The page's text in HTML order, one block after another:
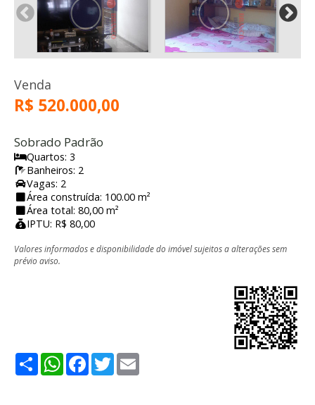
Venda
R$ 520.000,00
Sobrado Padrão
Quartos: 3
Banheiros: 2
Vagas: 2
Área construída: 100.00 m²
Área total: 80,00 m²
IPTU: R$ 80,00
Valores informados e disponibilidade do imóvel sujeitos a alterações sem
prévio aviso.
ShareWhatsApp
Facebook
Twitter